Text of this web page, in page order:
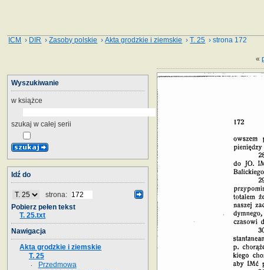
ICM › DIR ›Zasoby polskie ›Akta grodzkie i ziemskie ›T. 25 › strona 172
«
Wyszukiwanie
w książce
szukaj w całej serii
Idź do
strona:
Pobierz pełen tekst
T. 25.txt
Nawigacja
Akta grodzkie i ziemskie
T. 25
Przedmowa